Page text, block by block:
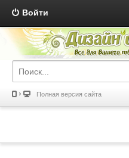
Войти
Полная версия сайта